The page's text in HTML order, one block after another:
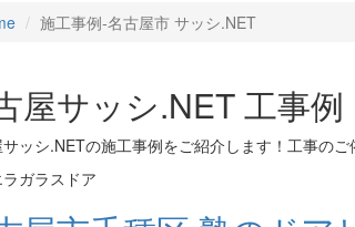
施工事例‐名古屋市 サッシ.NET
屋サッシ.NET 工事例
ッシ.NETの施工事例をご紹介します！工事のご
ガラスドア